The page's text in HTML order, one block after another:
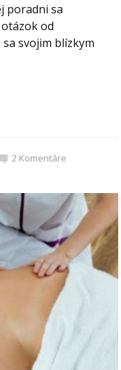
poradni sa
od
svojim blízkym
2 Komentáre